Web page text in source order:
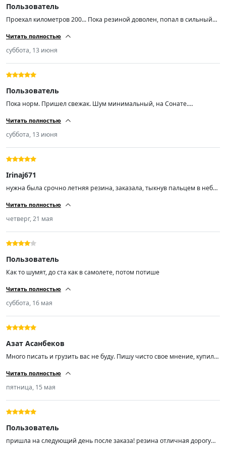
Пользователь
Проехал километров 200... Пока резиной доволен, попал в сильный
уверенно держала поток воды даже в колеее.. Резина мягкая, тихая...
Насколько хватит неизвестно, но пока радует... Авто ниссан хтрейл
т31...
Читать полностью
суббота, 13 июня
Пользователь
Пока норм. Пришел свежак. Шум минимальный, на Сонате.
Читать полностью
суббота, 13 июня
Irinaj671
нужна была срочно летняя резина, заказала, тыкнув пальцем в небо,
Читать полностью
четверг, 21 мая
Пользователь
Как то шумят, до ста как в самолете, потом потише
Читать полностью
суббота, 16 мая
Азат Асанбеков
Много писать и грузить вас не буду. Пишу чисто свое мнение, купил
прогадал! Размер шин 225/55/ R18, отбалсировались хорошо. Мягкие
шум незначительный (средний). Советую пока цены не кусаются,
спрос вырастает и цены тоже.
Читать полностью
пятница, 15 мая
Пользователь
пришла на следующий день после заказа! резина отличная дорогу